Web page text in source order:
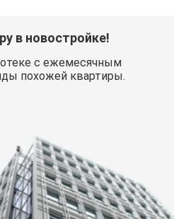
в новостройке!
с ежемесячным
похожей квартиры.